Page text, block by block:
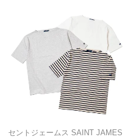
セントジェームス SAINT JAMES